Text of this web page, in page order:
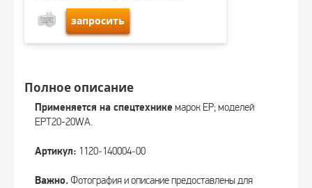
запросить
Полное описание
Применяется на спецтехнике марок EP; моделей
EPT20-20WA.
Артикул: 1120‑140004‑00
Важно.Фотография и описание предоставлены для